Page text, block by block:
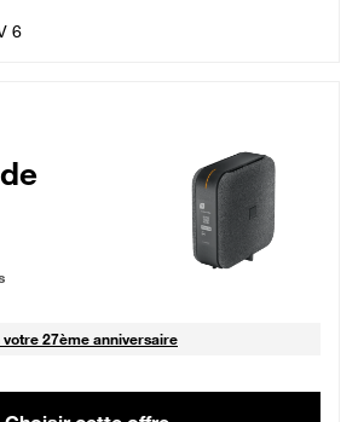
6
Fibre_18_26
0 mois puis 49,99 € par mois, Sans engagement
mois
votre 27ème anniversaire